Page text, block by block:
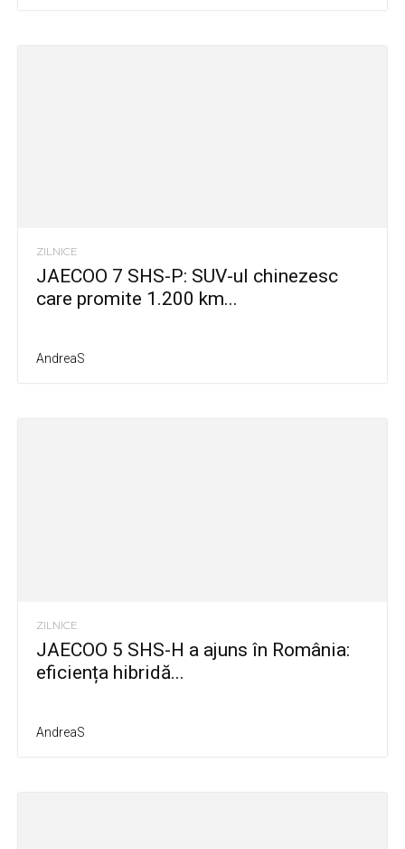
ZILNICE
JAECOO 7 SHS-P: SUV-ul chinezesc
care promite 1.200 km...
AndreaS
ZILNICE
JAECOO 5 SHS-H a ajuns în România:
eficiența hibridă...
AndreaS